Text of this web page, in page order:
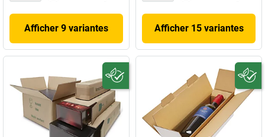
Afficher 9 variantes Afficher 15 variantes